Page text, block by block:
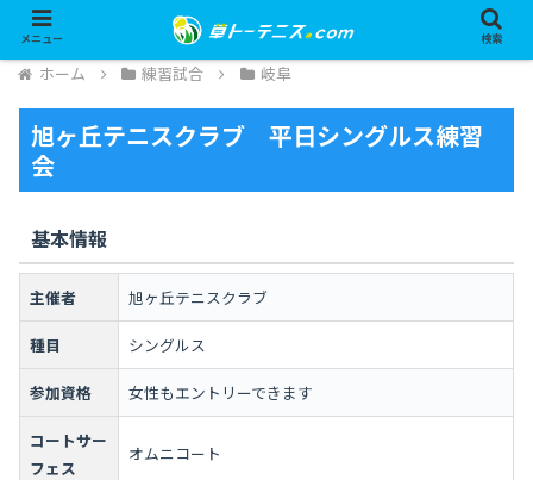
ホーム 練習試合 岐阜
旭ヶ丘テニスクラブ 平日シングルス練習
会
基本情報
主催者 旭ヶ丘テニスクラブ
種目 シングルス
参加資格 女性もエントリーできます
コートサー
フェス
オムニコート
メニュー 検索